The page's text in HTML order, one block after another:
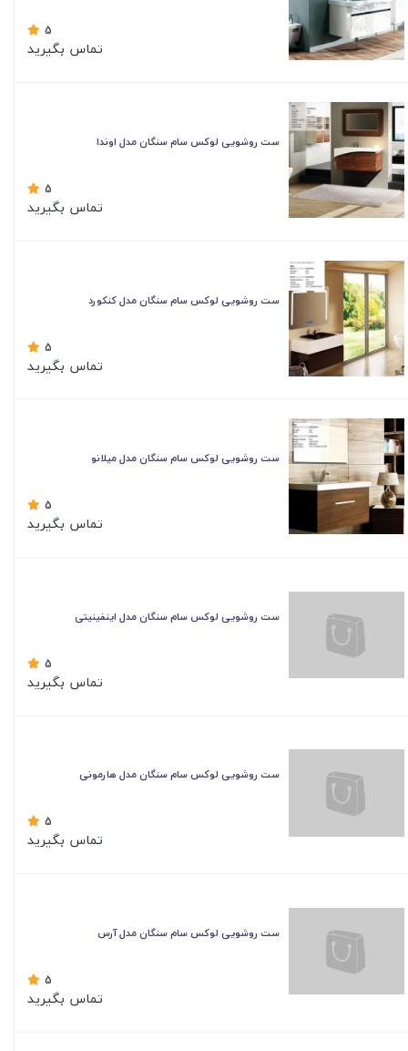
5
تماس بگیرید
ست روشویی لوکس سام سنگان مدل اوندا
5
تماس بگیرید
ست روشویی لوکس سام سنگان مدل کنکورد
5
تماس بگیرید
ست روشویی لوکس سام سنگان مدل میلانو
5
تماس بگیرید
ست روشویی لوکس سام سنگان مدل اینفینیتی
5
تماس بگیرید
ست روشویی لوکس سام سنگان مدل هارمونی
5
تماس بگیرید
ست روشویی لوکس سام سنگان مدل آرس
5
تماس بگیرید